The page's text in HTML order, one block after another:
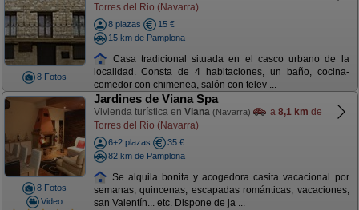
8 Fotos
Torres del Rio (Navarra)
8 plazas
15 €
15 km de Pamplona
Casa tradicional situada en el casco urbano de la
localidad. Consta de 4 habitaciones, un baño, cocina-
comedor con chimenea, salón con telev ...
8 Fotos
Video
Jardines de Viana Spa
Vivienda turística en Viana (Navarra) a 8,1 km de
Torres del Rio (Navarra)
6+2 plazas
35 €
82 km de Pamplona
Se alquila bonita y acogedora casita vacacional por
semanas, quincenas, escapadas románticas, vacaciones,
san Valentín... etc. Dispone de ja ...